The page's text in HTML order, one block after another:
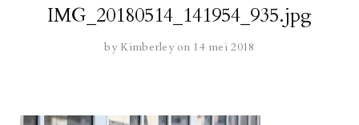
IMG_20180514_141954_935.jpg
by Kimberley on 14 mei 2018